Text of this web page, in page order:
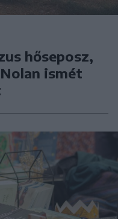
hőseposz,
ismét